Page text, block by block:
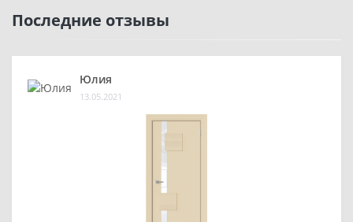
Последние отзывы
Юлия
13.05.2021